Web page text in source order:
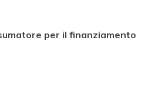
per il finanziamento